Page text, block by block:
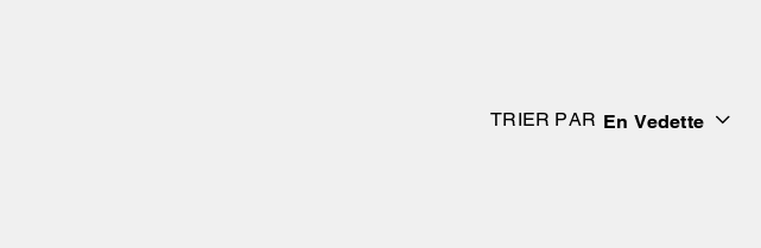
TRIER PAR En Vedette